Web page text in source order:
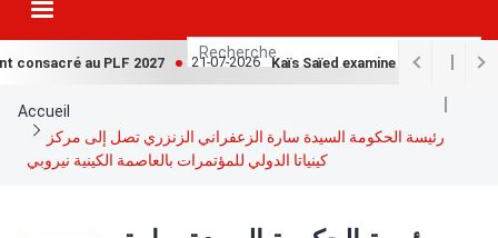
au PLF 2027 21-07-2026 Kaïs Saïed examine avec la Cheffe
Fil
d'Ariane
Accueil
رئيسة الحكومة السيدة سارة الزعفراني الزنزري تصل إلى مركز
كينياتا الدولي للمؤتمرات بالعاصمة الكينية نيروبي